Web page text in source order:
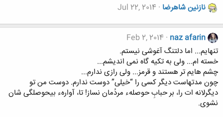
نازنین شاهرضا Jul 22, 2014
naz afarin
Feb 2, 2014
تنهایم... اما دلتنگ آغوشی نیستم.
ﺧﺴﺘﻪ ﺍﻡ... ﻭﻟﯽ ﺑﻪ ﺗﮑﯿﻪ ﮔﺎﻩ ﻧﻤﯽ ﺍﻧﺪﯾﺸﻢ...
ﭼﺸﻢ ﻫﺎﯾﻢ ﺗﺮ ﻫﺴﺘﻨﺪ ﻭ ﻗﺮﻣﺰ... ﻭﻟﯽ ﺭﺍﺯﯼ ﻧﺪﺍﺭﻡ...
ﭼﻮﻥ ﻣﺪﺗﻬﺎﺳﺖ ﺩﯾﮕﺮ ﮐﺴﯽ ﺭﺍ “ﺧﯿﻠﯽ” ﺩﻭﺳﺖ ﻧﺪﺍﺭﻡ. دوست من تو
دیگرﻻﻧﻪ ات ﺭﺍ، ﺑﺮ ﺣﺒﺎﺏِ ﺣﻮﺻﻠﻪﺀ ﻣﺮﺩُﻣﺎﻥ ﻧﺴﺎﺯ! ﺗﺎ، ﺁﻭﺍﺭﻩﺀ ﺑﯿﺤﻮﺻﻠﮕﯽ ﺷﺎﻥ
ﻧﺸﻮﯼ.